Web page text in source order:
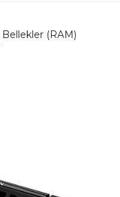
Bellekler (RAM)